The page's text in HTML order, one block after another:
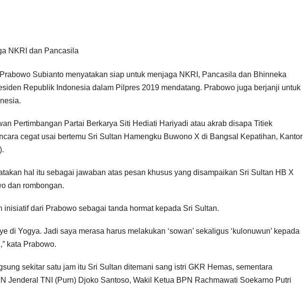
Subianto menyatakan siap untuk menjaga NKRI, Pancasila dan Bhinneka
Republik Indonesia dalam Pilpres 2019 mendatang. Prabowo juga berjanji untuk
Pertimbangan Partai Berkarya Siti Hediati Hariyadi atau akrab disapa Titiek
cegat usai bertemu Sri Sultan Hamengku Buwono X di Bangsal Kepatihan, Kantor
hal itu sebagai jawaban atas pesan khusus yang disampaikan Sri Sultan HB X
dan rombongan.
inisiatif dari Prabowo sebagai tanda hormat kepada Sri Sultan.
di Yogya. Jadi saya merasa harus melakukan ‘sowan’ sekaligus ‘kulonuwun’ kepada
kata Prabowo.
sekitar satu jam itu Sri Sultan ditemani sang istri GKR Hemas, sementara
Jenderal TNI (Purn) Djoko Santoso, Wakil Ketua BPN Rachmawati Soekarno Putri